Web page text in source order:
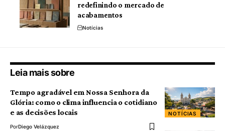
redefinindo o mercado de
acabamentos
Notícias
Leia mais sobre
NOTÍCIAS
Tempo agradável em Nossa Senhora da
Glória: como o clima influencia o cotidiano
e as decisões locais
PorDiego Velázquez